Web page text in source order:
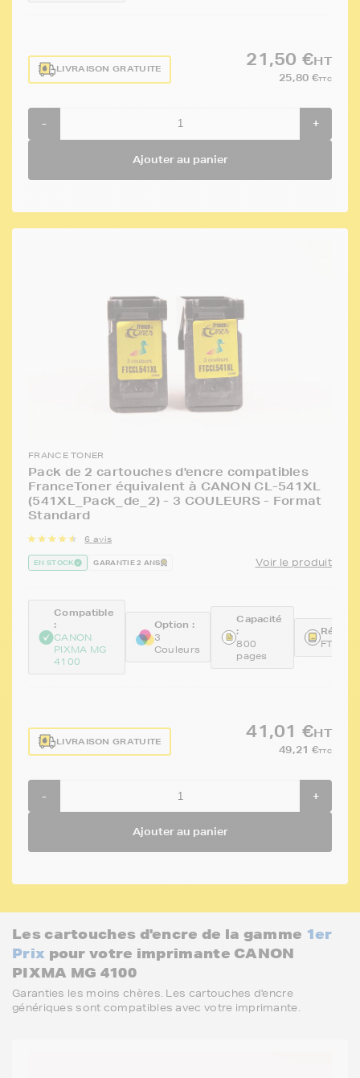
LIVRAISON GRATUITE
21,50 €HT
25,80 €TTC
- +
Ajouter au panier
FRANCE TONER
Pack de 2 cartouches d'encre compatibles
FranceToner équivalent à CANON CL-541XL
(541XL_Pack_de_2) - 3 COULEURS - Format
Standard
6 avis
EN STOCK GARANTIE 2 ANS Voir le produit
Compatible
:
CANON
PIXMA MG
4100
Option :
3
Couleurs
Capacité
:
800
pages
LIVRAISON GRATUITE
41,01 €HT
49,21 €TTC
- +
Ajouter au panier
Les cartouches d'encre de la gamme 1er
Prix pour votre imprimante CANON
PIXMA MG 4100
Garanties les moins chères. Les cartouches d'encre
génériques sont compatibles avec votre imprimante.